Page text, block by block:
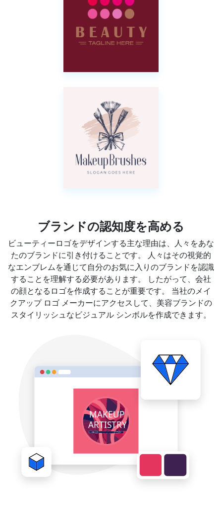
ブランドの認知度を高める
ビューティーロゴをデザインする主な理由は、人々をあな
たのブランドに引き付けることです。 人々はその視覚的
なエンブレムを通じて自分のお気に入りのブランドを認識
することを理解する必要があります。 したがって、会社
の顔となるロゴを作成することが重要です。 当社のメイ
クアップ ロゴ メーカーにアクセスして、美容ブランドの
スタイリッシュなビジュアル シンボルを作成できます。